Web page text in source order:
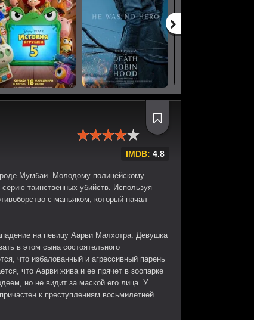
IMDB: 4.8
Мумбаи. Молодому полицейскому
таинственных убийств. Используя
с маньяком, который начал
на певицу Аарви Малхотра. Девушка
в этом сына состоятельного
что избалованный и агрессивный парень
что Аарви жива и ее прячет в зоопарке
но не видит за маской его лица. У
к преступлениям восьмилетней